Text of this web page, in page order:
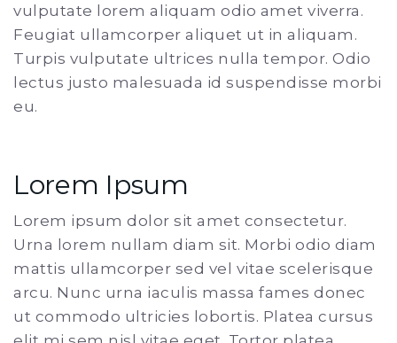
vulputate lorem aliquam odio amet viverra.
Feugiat ullamcorper aliquet ut in aliquam.
Turpis vulputate ultrices nulla tempor. Odio
lectus justo malesuada id suspendisse morbi
eu.
Lorem Ipsum
Lorem ipsum dolor sit amet consectetur.
Urna lorem nullam diam sit. Morbi odio diam
mattis ullamcorper sed vel vitae scelerisque
arcu. Nunc urna iaculis massa fames donec
ut commodo ultricies lobortis. Platea cursus